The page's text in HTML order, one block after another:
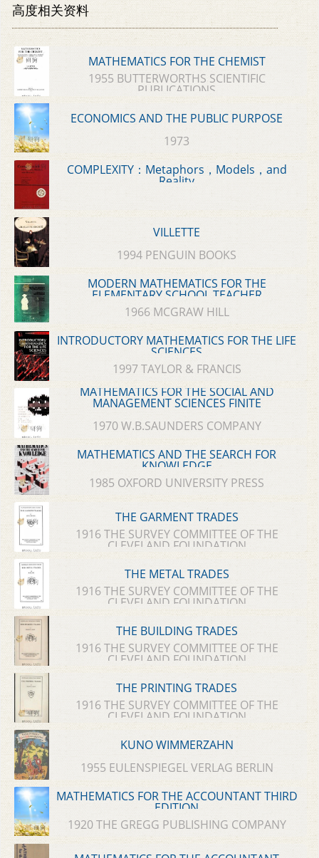
高度相关资料
MATHEMATICS FOR THE CHEMIST
1955 BUTTERWORTHS SCIENTIFIC
PUBLICATIONS
ECONOMICS AND THE PUBLIC PURPOSE
1973
COMPLEXITY：Metaphors，Models，and
Reality
VILLETTE
1994 PENGUIN BOOKS
MODERN MATHEMATICS FOR THE
ELEMENTARY SCHOOL TEACHER
1966 MCGRAW HILL
INTRODUCTORY MATHEMATICS FOR THE LIFE
SCIENCES
1997 TAYLOR & FRANCIS
MATHEMATICS FOR THE SOCIAL AND
MANAGEMENT SCIENCES FINITE
1970 W.B.SAUNDERS COMPANY
MATHEMATICS AND THE SEARCH FOR
KNOWLEDGE
1985 OXFORD UNIVERSITY PRESS
THE GARMENT TRADES
1916 THE SURVEY COMMITTEE OF THE
CLEVELAND FOUNDATION
THE METAL TRADES
1916 THE SURVEY COMMITTEE OF THE
CLEVELAND FOUNDATION
THE BUILDING TRADES
1916 THE SURVEY COMMITTEE OF THE
CLEVELAND FOUNDATION
THE PRINTING TRADES
1916 THE SURVEY COMMITTEE OF THE
CLEVELAND FOUNDATION
KUNO WIMMERZAHN
1955 EULENSPIEGEL VERLAG BERLIN
MATHEMATICS FOR THE ACCOUNTANT THIRD
EDITION
1920 THE GREGG PUBLISHING COMPANY